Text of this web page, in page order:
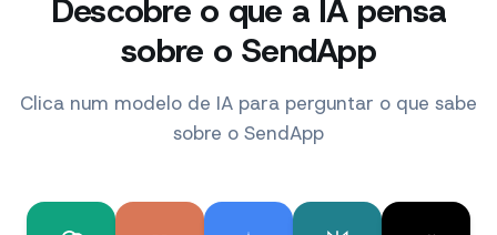
Descobre o que a IA pensa
sobre o SendApp
Clica num modelo de IA para perguntar o que sabe